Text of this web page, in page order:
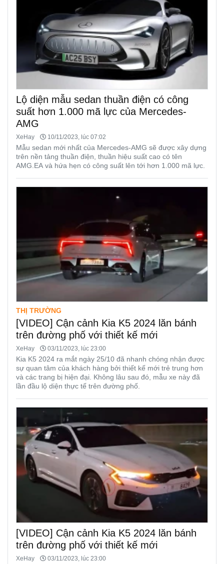
Lộ diện mẫu sedan thuần điện có công
suất hơn 1.000 mã lực của Mercedes-
AMG
XeHay 10/11/2023, lúc 07:02
Mẫu sedan mới nhất của Mercedes-AMG sẽ được xây dựng
trên nền tảng thuần điện, thuần hiệu suất cao có tên
AMG.EA và hứa hẹn có công suất lên tới hơn 1.000 mã lực.
THỊ TRƯỜNG
[VIDEO] Cận cảnh Kia K5 2024 lăn bánh
trên đường phố với thiết kế mới
XeHay 03/11/2023, lúc 23:00
Kia K5 2024 ra mắt ngày 25/10 đã nhanh chóng nhận được
sự quan tâm của khách hàng bởi thiết kế mới trẻ trung hơn
và các trang bị hiện đại. Không lâu sau đó, mẫu xe này đã
lần đầu lộ diện thực tế trên đường phố.
[VIDEO] Cận cảnh Kia K5 2024 lăn bánh
trên đường phố với thiết kế mới
XeHay 03/11/2023, lúc 23:00